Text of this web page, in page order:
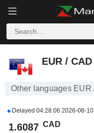
EUR / CAD
EUR / CAD
Other languages EUR
Delayed 04:28:06 2026-08-
1.6087 CAD